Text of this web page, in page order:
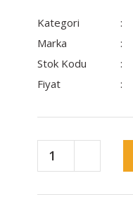
Kategori
Marka
Stok Kodu
Fiyat